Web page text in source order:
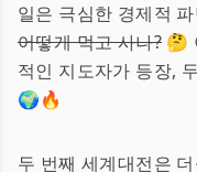
일은 극심한 경제적
어떻게 먹고 사나? 🤔
적인 지도자가 등장,
🌍🔥
두 번째 세계대전은